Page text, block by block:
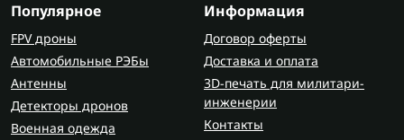
Преимущества анализаторов почвы
Анализатор грунта имеет ряд важных
преимуществ, которые делают его
незаменимымим инструментом для работы с
землей:
Популярное
FPV дроны
Автомобильные РЭБы
Антенны
Детекторы дронов
Военная одежда
Информация
Договор оферты
Доставка и оплата
3D-печать для милитари-
инженерии
Контакты